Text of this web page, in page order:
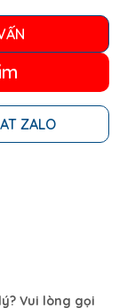
ZALO
Vui lòng gọi